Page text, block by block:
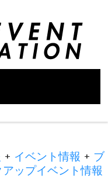
+ イベント情報 + ブ
アップイベント情報